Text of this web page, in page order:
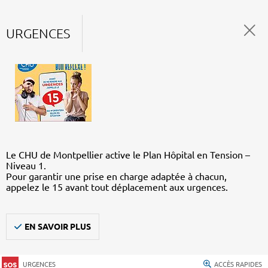
URGENCES
Le CHU de Montpellier active le Plan Hôpital en Tension –
Niveau 1.
Pour garantir une prise en charge adaptée à chacun,
appelez le 15 avant tout déplacement aux urgences.
EN SAVOIR PLUS
URGENCES ACCÈS RAPIDES